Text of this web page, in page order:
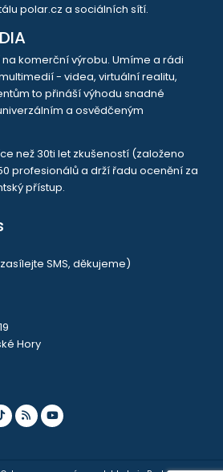
polar.cz a sociálních sítí.
komerční výrobu. Umíme a rádi
- videa, virtuální realitu,
to přináší výhodu snadné
a osvědčeným
než 30ti let zkušeností (založeno
profesionálů a drží řadu ocenění za
přístup.
SMS, děkujeme)
Hory